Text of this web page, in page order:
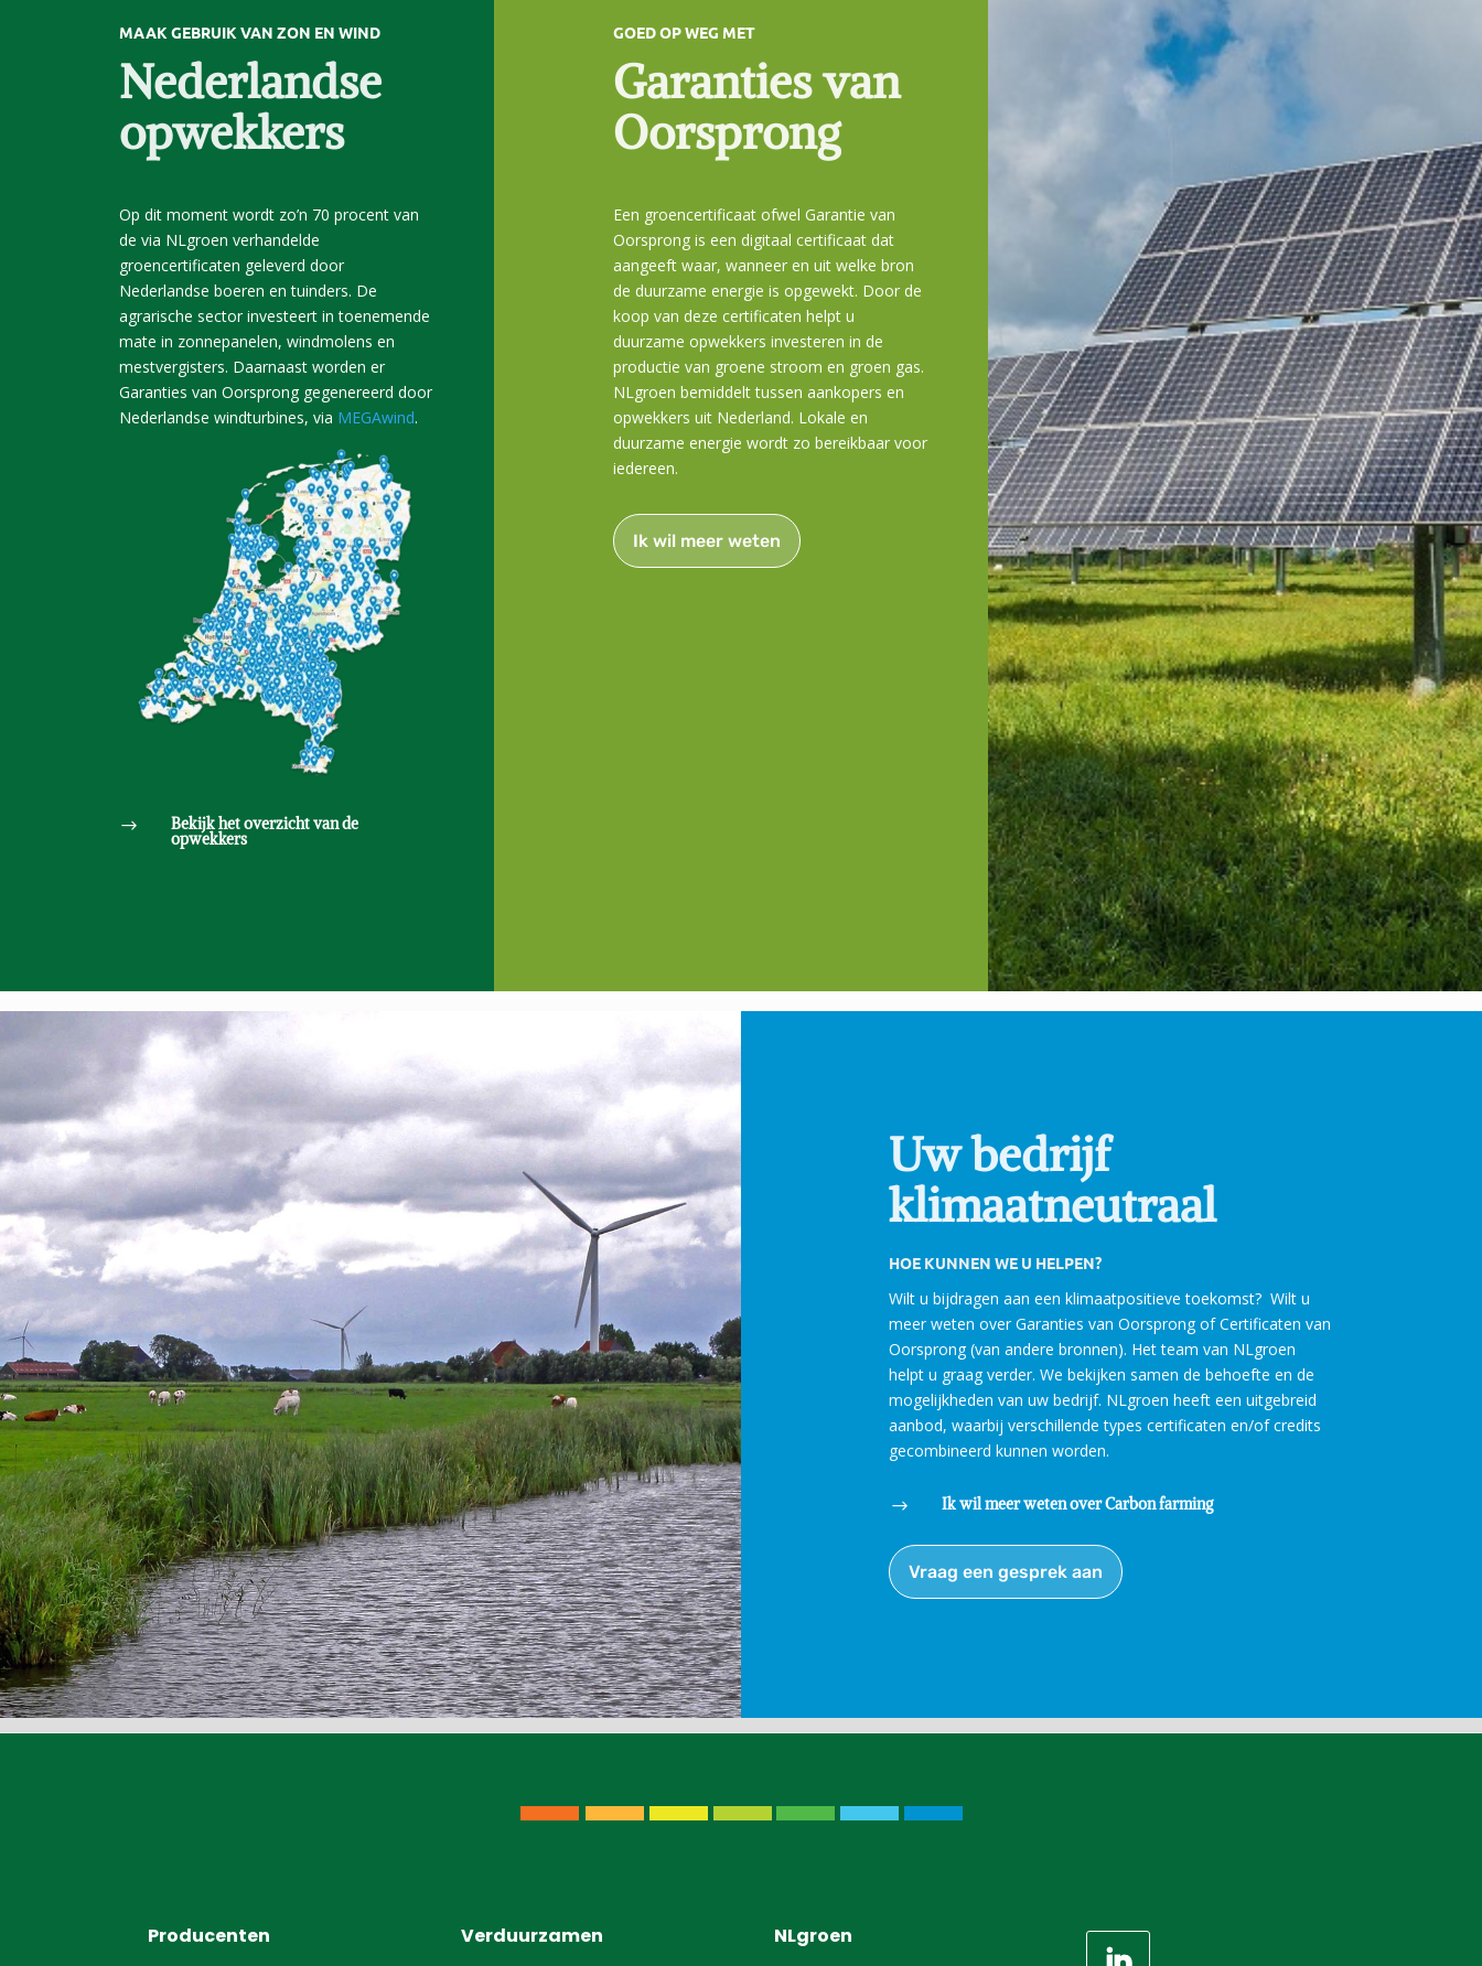
MAAK GEBRUIK VAN ZON EN WIND
Nederlandse
opwekkers
Op dit moment wordt zo’n 70 procent van
de via NLgroen verhandelde
groencertificaten geleverd door
Nederlandse boeren en tuinders. De
agrarische sector investeert in toenemende
mate in zonnepanelen, windmolens en
mestvergisters. Daarnaast worden er
Garanties van Oorsprong gegenereerd door
Nederlandse windturbines, via MEGAwind.
$ Bekijk het overzicht van de
opwekkers
GOED OP WEG MET
Garanties van
Oorsprong
Een groencertificaat ofwel Garantie van
Oorsprong is een digitaal certificaat dat
aangeeft waar, wanneer en uit welke bron
de duurzame energie is opgewekt. Door de
koop van deze certificaten helpt u
duurzame opwekkers investeren in de
productie van groene stroom en groen gas.
NLgroen bemiddelt tussen aankopers en
opwekkers uit Nederland. Lokale en
duurzame energie wordt zo bereikbaar voor
iedereen.
Ik wil meer weten
Uw bedrijf
klimaatneutraal
HOE KUNNEN WE U HELPEN?
Wilt u bijdragen aan een klimaatpositieve toekomst? Wilt u
meer weten over Garanties van Oorsprong of Certificaten van
Oorsprong (van andere bronnen). Het team van NLgroen
helpt u graag verder. We bekijken samen de behoefte en de
mogelijkheden van uw bedrijf. NLgroen heeft een uitgebreid
aanbod, waarbij verschillende types certificaten en/of credits
gecombineerd kunnen worden.
$ Ik wil meer weten over Carbon farming
Vraag een gesprek aan
Producenten Verduurzamen NLgroen